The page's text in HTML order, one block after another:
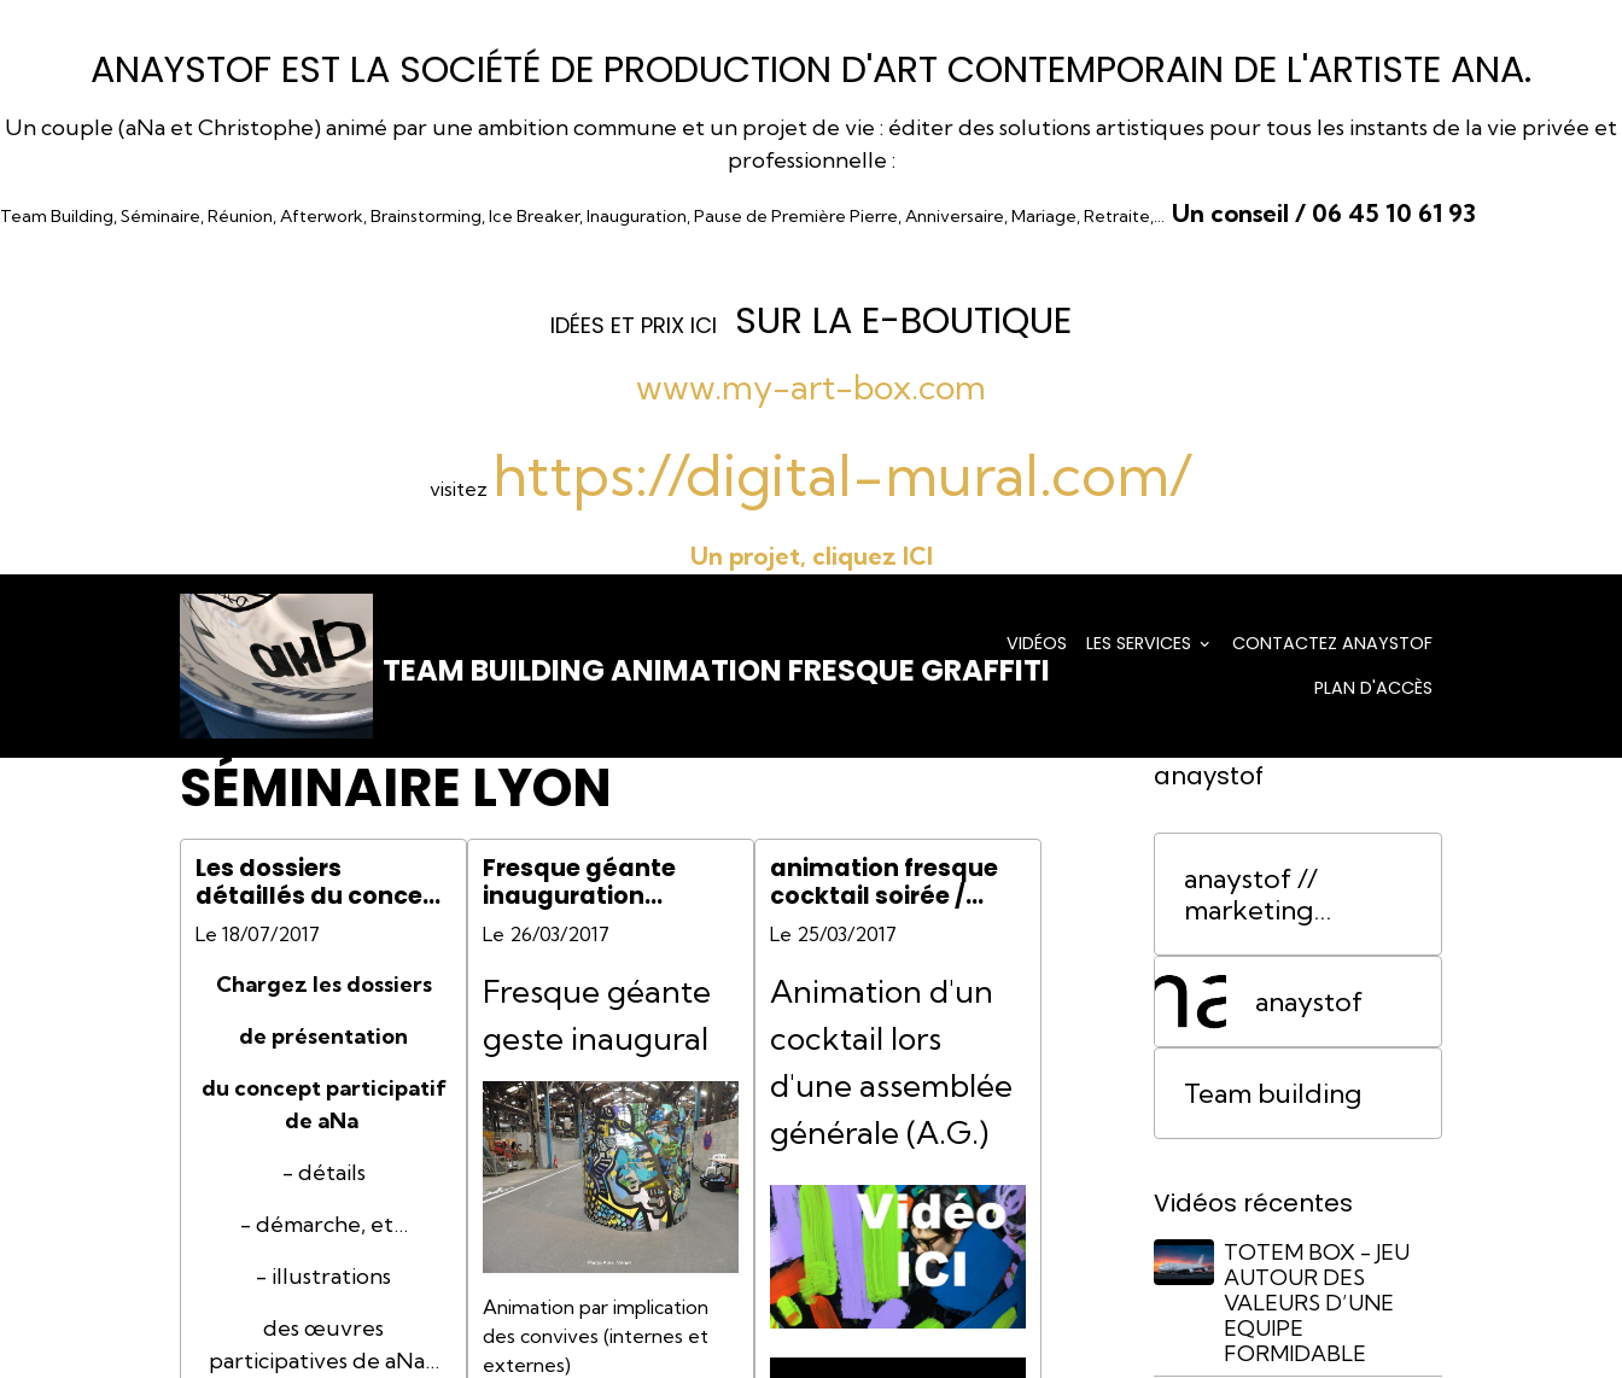
ANAYSTOF EST LA SOCIÉTÉ DE PRODUCTION D'ART CONTEMPORAIN DE L'ARTISTE ANA.
Un couple (aNa et Christophe) animé par une ambition commune et un projet de vie : éditer des solutions artistiques pour tous les instants de la vie privée et
professionnelle :
Team Building, Séminaire, Réunion, Afterwork, Brainstorming, Ice Breaker, Inauguration, Pause de Première Pierre, Anniversaire, Mariage, Retraite,… Un conseil / 06 45 10 61 93
IDÉES ET PRIX ICI SUR LA E-BOUTIQUE
www.my-art-box.com
visitez https://digital-mural.com/
Un projet, cliquez ICI
TEAM BUILDING ANIMATION FRESQUE GRAFFITI
VIDÉOS LES SERVICES
CONTACTEZ ANAYSTOF
PLAN D'ACCÈS
SÉMINAIRE LYON
Les dossiers
détaillés du concept
de aNa
Le 18/07/2017
Chargez les dossiers
de présentation
du concept participatif
de aNa
- détails
- démarche, et…
- illustrations
des œuvres
participatives de aNa…
Fresque géante
inauguration
bâtiment
Le 26/03/2017
Fresque géante
geste inaugural
Animation par implication
des convives (internes et
externes)
animation fresque
cocktail soirée /
inauguration /
réunion / mariage /
anniversaire /
Le 25/03/2017
Animation d'un
cocktail lors
d'une assemblée
générale (A.G.)
anaystof
anaystof //
marketing
Lyon
anaystof
Team building
Vidéos récentes
TOTEM BOX - JEU
AUTOUR DES
VALEURS D’UNE
EQUIPE
FORMIDABLE